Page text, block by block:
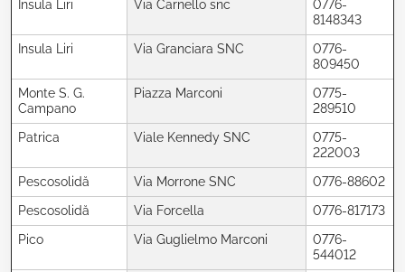
Insula Liri Via Carnello snc
0776-
8148343
Insula Liri
Via Granciara SNC
0776-
809450
Monte S. G.
Campano
Piazza Marconi
0775-
289510
Patrica
Viale Kennedy SNC
0775-
222003
Pescosolidă
Via Morrone SNC
0776-88602
Pescosolidă
Via Forcella
0776-817173
Pico
Via Guglielmo Marconi
0776-
544012